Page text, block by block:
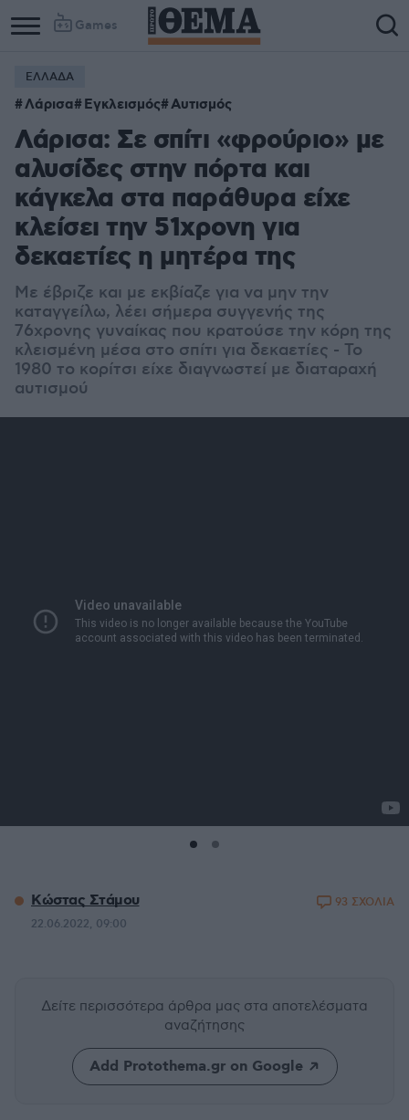
Games
Column
1
Column
2
ΕΛΛΑΔΑ
Λάρισα Εγκλεισμός Αυτισμός
Λάρισα: Σε σπίτι «φρούριο» με
αλυσίδες στην πόρτα και
κάγκελα στα παράθυρα είχε
κλείσει την 51χρονη για
δεκαετίες η μητέρα της
Με έβριζε και με εκβίαζε για να μην την
καταγγείλω, λέει σήμερα συγγενής της
76χρονης γυναίκας που κρατούσε την κόρη της
κλεισμένη μέσα στο σπίτι για δεκαετίες - Το
1980 το κορίτσι είχε διαγνωστεί με διαταραχή
αυτισμού
Κώστας Στάμου
22.06.2022, 09:00
93 ΣΧΟΛΙΑ
Δείτε περισσότερα άρθρα μας στα αποτελέσματα
αναζήτησης
Add Protothema.gr on Google